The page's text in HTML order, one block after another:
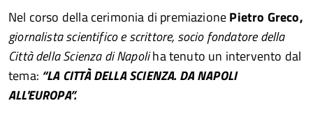
Nel corso della cerimonia di premiazionePietro Greco,
giornalista scientifico e scrittore, socio fondatore della
Città della Scienza di Napoliha tenuto un intervento dal
tema: “LA CITTÀ DELLA SCIENZA. DA NAPOLI
ALL'EUROPA”.